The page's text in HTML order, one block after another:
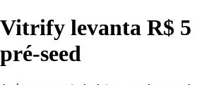
Vitrify levanta R$ 5
pré-seed